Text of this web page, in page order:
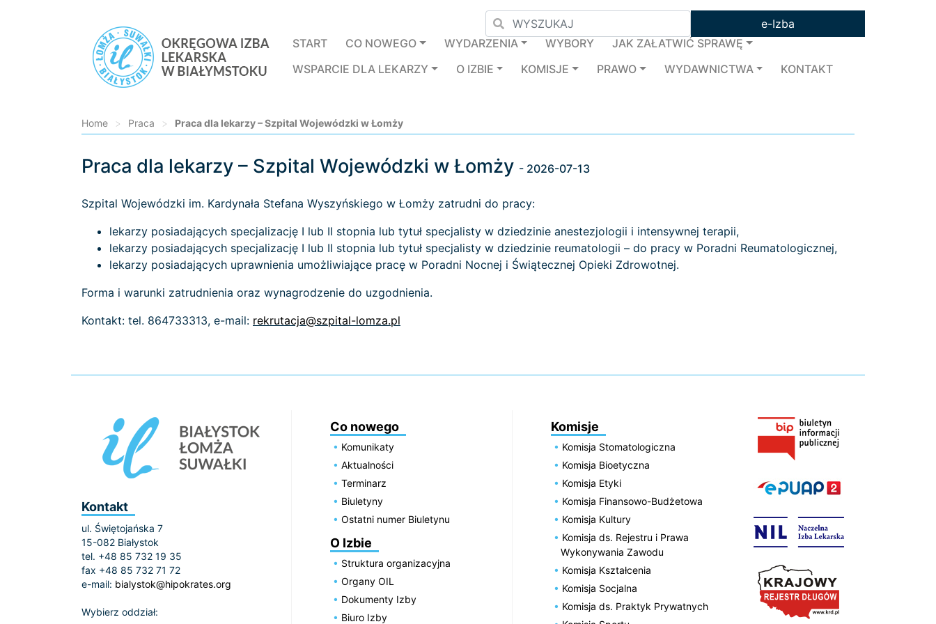
e-Izba
START
CO NOWEGO WYDARZENIA WYBORY
JAK ZAŁATWIĆ SPRAWĘ
WSPARCIE DLA LEKARZY
O IZBIE KOMISJE PRAWO WYDAWNICTWA KONTAKT
Home > Praca > Praca dla lekarzy – Szpital Wojewódzki w Łomży
Praca dla lekarzy – Szpital Wojewódzki w Łomży - 2026-07-13
Szpital Wojewódzki im. Kardynała Stefana Wyszyńskiego w Łomży zatrudni do pracy:
lekarzy posiadających specjalizację I lub II stopnia lub tytuł specjalisty w dziedzinie anestezjologii i intensywnej terapii,
lekarzy posiadających specjalizację I lub II stopnia lub tytuł specjalisty w dziedzinie reumatologii – do pracy w Poradni Reumatologicznej,
lekarzy posiadających uprawnienia umożliwiające pracę w Poradni Nocnej i Świątecznej Opieki Zdrowotnej.
Forma i warunki zatrudnienia oraz wynagrodzenie do uzgodnienia.
Kontakt: tel. 864733313, e-mail: rekrutacja@szpital-lomza.pl
Kontakt
ul. Świętojańska 7
15-082 Białystok
tel. +48 85 732 19 35
fax +48 85 732 71 72
e-mail: bialystok@hipokrates.org
Wybierz oddział:
Co nowego
Komunikaty
Aktualności
Terminarz
Biuletyny
Ostatni numer Biuletynu
O Izbie
Struktura organizacyjna
Organy OIL
Dokumenty Izby
Biuro Izby
Komisje
Komisja Stomatologiczna
Komisja Bioetyczna
Komisja Etyki
Komisja Finansowo-Budżetowa
Komisja Kultury
Komisja ds. Rejestru i Prawa
Wykonywania Zawodu
Komisja Kształcenia
Komisja Socjalna
Komisja ds. Praktyk Prywatnych